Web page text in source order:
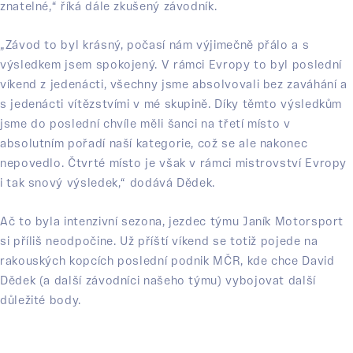
znatelné,“ říká dále zkušený závodník.
„Závod to byl krásný, počasí nám výjimečně přálo a s
výsledkem jsem spokojený. V rámci Evropy to byl poslední
víkend z jedenácti, všechny jsme absolvovali bez zaváhání a
s jedenácti vítězstvími v mé skupině. Díky těmto výsledkům
jsme do poslední chvíle měli šanci na třetí místo v
absolutním pořadí naší kategorie, což se ale nakonec
nepovedlo. Čtvrté místo je však v rámci mistrovství Evropy
i tak snový výsledek,“ dodává Dědek.
Ač to byla intenzivní sezona, jezdec týmu Janík Motorsport
si příliš neodpočine. Už příští víkend se totiž pojede na
rakouských kopcích poslední podnik MČR, kde chce David
Dědek (a další závodníci našeho týmu) vybojovat další
důležité body.